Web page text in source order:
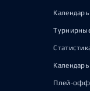
Плей-офф